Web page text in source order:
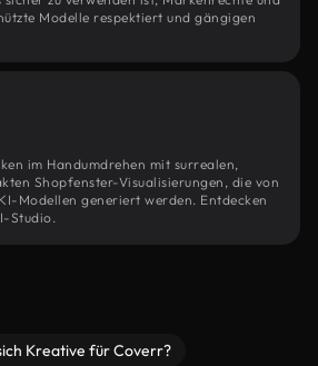
Modelle respektiert und gängigen
im Handumdrehen mit surrealen,
Shopfenster-Visualisierungen, die von
Modellen generiert werden. Entdecken
Studio.
Kreative für Coverr?